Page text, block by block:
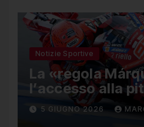
Notizie Sportive
La «regola
l’accesso alla
ufficialmente a
regolamento
5 GIUGNO 2026